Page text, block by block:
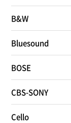
B&W
Bluesound
BOSE
CBS-SONY
Cello